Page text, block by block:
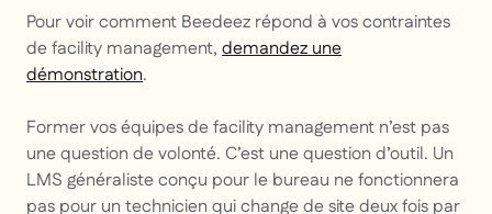
Pour voir comment Beedeez répond à vos contraintes
de facility management, demandez une
démonstration.
Former vos équipes de facility management n’est pas
une question de volonté. C’est une question d’outil. Un
LMS généraliste conçu pour le bureau ne fonctionnera
pas pour un technicien qui change de site deux fois par